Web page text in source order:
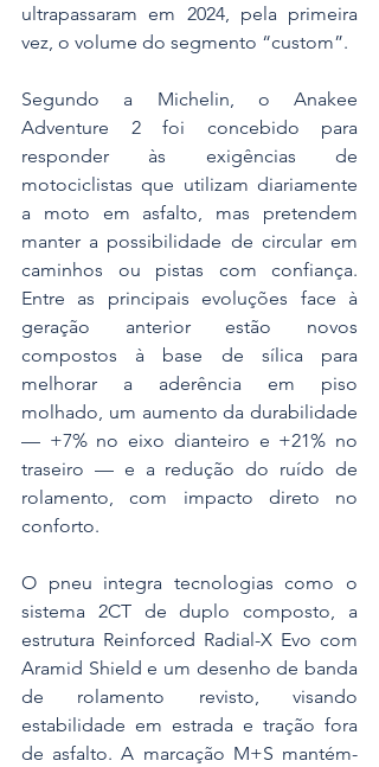
ultrapassaram em 2024, pela primeira
vez, o volume do segmento “custom”.
Segundo a Michelin, o Anakee
Adventure 2 foi concebido para
responder às exigências de
motociclistas que utilizam diariamente
a moto em asfalto, mas pretendem
manter a possibilidade de circular em
caminhos ou pistas com confiança.
Entre as principais evoluções face à
geração anterior estão novos
compostos à base de sílica para
melhorar a aderência em piso
molhado, um aumento da durabilidade
— +7% no eixo dianteiro e +21% no
traseiro — e a redução do ruído de
rolamento, com impacto direto no
conforto.
O pneu integra tecnologias como o
sistema 2CT de duplo composto, a
estrutura Reinforced Radial-X Evo com
Aramid Shield e um desenho de banda
de rolamento revisto, visando
estabilidade em estrada e tração fora
de asfalto. A marcação M+S mantém-